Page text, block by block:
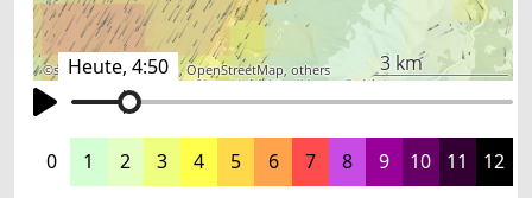
Heute, 4:50
©search.ch,swisstopo,OpenStreetMap, others 3 km
0 1 2 3 4 5 6 7 8 9 10 11 12